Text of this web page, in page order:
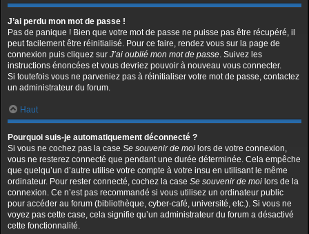
J’ai perdu mon mot de passe !
Pas de panique ! Bien que votre mot de passe ne puisse pas être récupéré, il
peut facilement être réinitialisé. Pour ce faire, rendez vous sur la page de
connexion puis cliquez sur J’ai oublié mon mot de passe. Suivez les
instructions énoncées et vous devriez pouvoir à nouveau vous connecter.
Si toutefois vous ne parveniez pas à réinitialiser votre mot de passe, contactez
un administrateur du forum.
Haut
Pourquoi suis-je automatiquement déconnecté ?
Si vous ne cochez pas la case Se souvenir de moi lors de votre connexion,
vous ne resterez connecté que pendant une durée déterminée. Cela empêche
que quelqu’un d’autre utilise votre compte à votre insu en utilisant le même
ordinateur. Pour rester connecté, cochez la case Se souvenir de moi lors de la
connexion. Ce n’est pas recommandé si vous utilisez un ordinateur public
pour accéder au forum (bibliothèque, cyber-café, université, etc.). Si vous ne
voyez pas cette case, cela signifie qu’un administrateur du forum a désactivé
cette fonctionnalité.